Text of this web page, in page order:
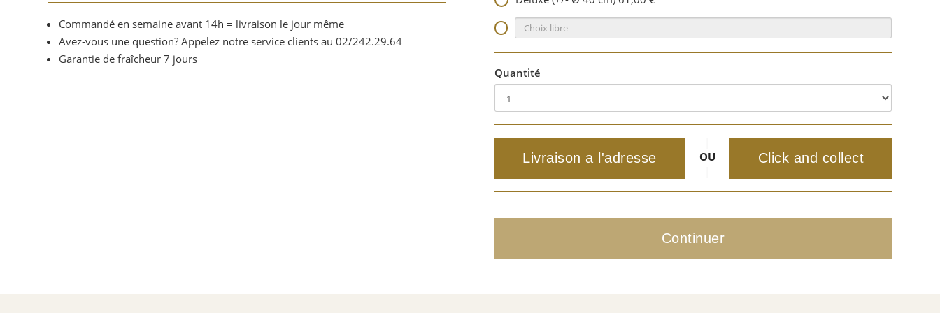
Commandé en semaine avant 14h = livraison le jour même
Avez-vous une question? Appelez notre service clients au 02/242.29.64
Garantie de fraîcheur 7 jours
Quantité
Livraison a l'adresse
OU
Click and collect
Continuer